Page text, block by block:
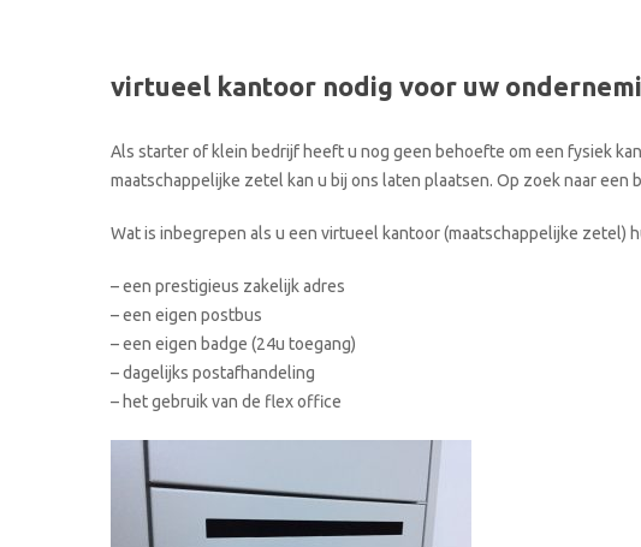
virtueel kantoor nodig voor uw
Als starter of klein bedrijf heeft u nog geen behoefte om een fysiek
maatschappelijke zetel kan u bij ons laten plaatsen. Op zoek naar
Wat is inbegrepen als u een virtueel kantoor (maatschappelijke zetel)
– een prestigieus zakelijk adres
– een eigen postbus
– een eigen badge (24u toegang)
– dagelijks postafhandeling
– het gebruik van de flex office